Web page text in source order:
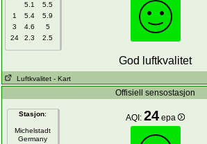
5.1
5.5
1
5.4
5.9
3
4.6
5
24
2.3 2.5
God luftkvalitet
Luftkvalitet - Kart
Offisiell sensostasjon
Stasjon:
Michelstadt
Germany
AQI:24 epa